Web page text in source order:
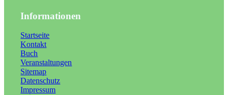
Informationen
Startseite
Kontakt
Buch
Veranstaltungen
Sitemap
Datenschutz
Impressum